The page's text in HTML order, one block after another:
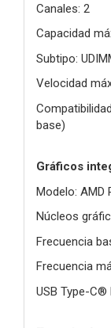
Canales: 2
Capacidad
Subtipo:
Velocidad
base)
Gráficos
Modelo: AMD
Núcleos
Frecuencia
Frecuencia
USB Type-C®